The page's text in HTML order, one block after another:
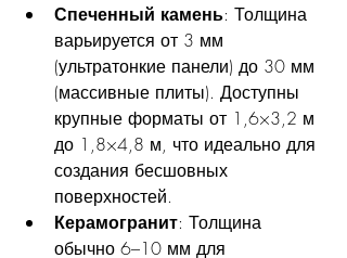
Спеченный камень: Толщина
варьируется от 3 мм
(ультратонкие панели) до 30 мм
(массивные плиты). Доступны
крупные форматы от 1,6×3,2 м
до 1,8×4,8 м, что идеально для
создания бесшовных
поверхностей.
Керамогранит: Толщина
обычно 6–10 мм для